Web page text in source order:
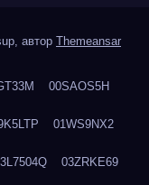
автор Themeansar
00SAOS5H
01WS9NX2
03ZRKE69